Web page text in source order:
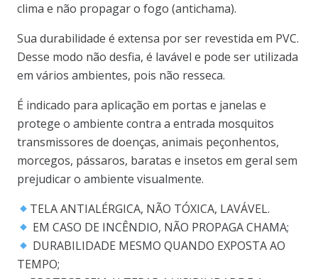
clima e não propagar o fogo (antichama).
Sua durabilidade é extensa por ser revestida em PVC.
Desse modo não desfia, é lavável e pode ser utilizada
em vários ambientes, pois não resseca.
É indicado para aplicação em portas e janelas e
protege o ambiente contra a entrada mosquitos
transmissores de doenças, animais peçonhentos,
morcegos, pássaros, baratas e insetos em geral sem
prejudicar o ambiente visualmente.
TELA ANTIALÉRGICA, NÃO TÓXICA, LAVÁVEL.
EM CASO DE INCÊNDIO, NÃO PROPAGA CHAMA;
DURABILIDADE MESMO QUANDO EXPOSTA AO
TEMPO;